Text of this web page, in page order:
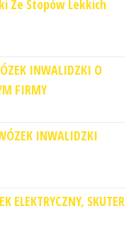
Ze Stopów Lekkich
INWALIDZKI O
FIRMY
INWALIDZKI
ELEKTRYCZNY, SKUTER